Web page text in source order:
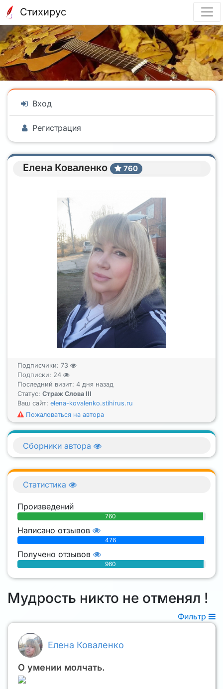
Стихирус
Вход
Регистрация
Елена Коваленко 760
Подписчики: 73
Подписки: 24
Последний визит: 4 дня назад
Статус: Страж Слова III
Ваш сайт: elena-kovalenko.stihirus.ru
Пожаловаться на автора
Мудрость никто не отменял !
Фильтр
Елена Коваленко
О умении молчать.
Сборники автора
Статистика
Произведений
760
Написано отзывов
476
Получено отзывов
960